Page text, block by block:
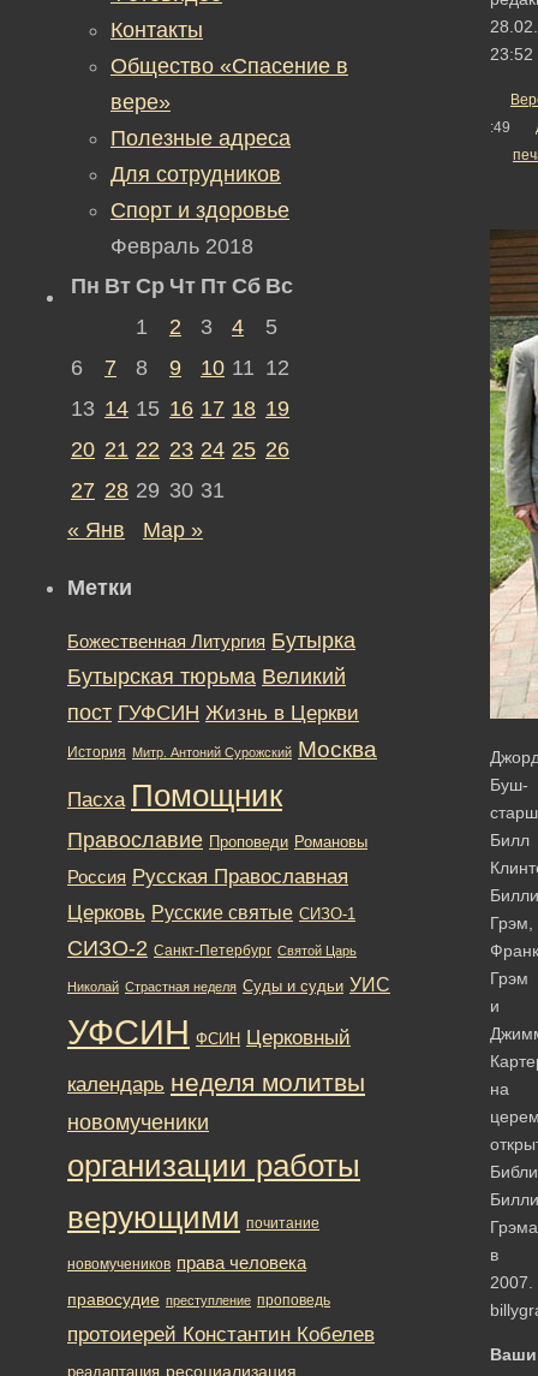
23:52
:49
Буш-
Билл
Билли
Грэм,
Грэм
и
на
Билли
Грэма
в
2007.
Контакты
Общество «Спасение в
вере»
Полезные адреса
Для сотрудников
Спорт и здоровье
Февраль 2018
Пн Вт Ср Чт Пт Сб Вс
1
2 3 4
5
6
7 8 9 10 11 12
13 14 15 16 17 18 19
20 21 22 23 24 25 26
27 28 29 30 31
« Янв
Мар »
Метки
Божественная Литургия Бутырка
Бутырская тюрьма Великий
пост ГУФСИН Жизнь в Церкви
История Митр. Антоний Сурожский Москва
Пасха Помощник
Православие Проповеди Романовы
Россия Русская Православная
Церковь Русские святые СИЗО-1
СИЗО-2 Санкт-Петербург Святой Царь
Николай Страстная неделя Суды и судьи УИС
УФСИН ФСИН Церковный
календарь неделя молитвы
новомученики
организации работы
верующими почитание
новомучеников права человека
правосудие преступление проповедь
протоиерей Константин Кобелев
реадаптация ресоциализация